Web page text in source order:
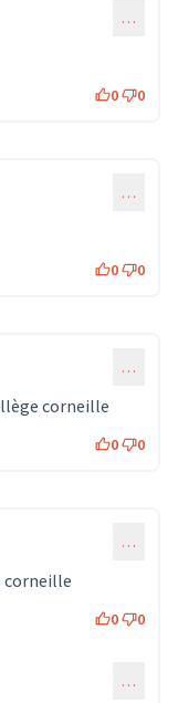
…
0 0
…
0 0
…
corneille
0 0
…
corneille
0 0
1322) …